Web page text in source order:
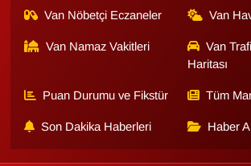
Van Nöbetçi Eczaneler Van
Van Namaz Vakitleri
Van
Haritası
Puan Durumu ve Fikstür Tüm
Son Dakika Haberleri Haber